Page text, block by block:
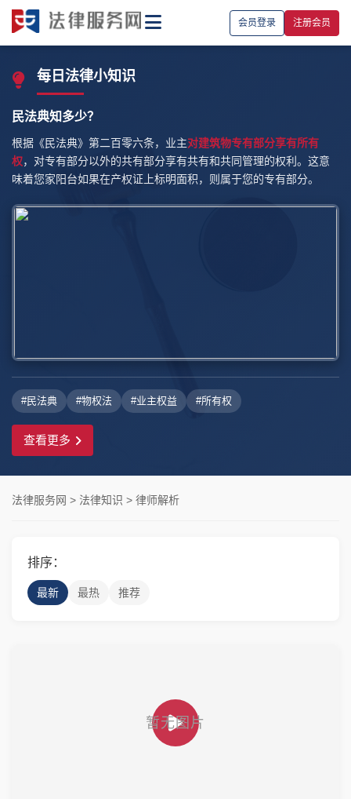
会员登录 注册会员
每日法律小知识
民法典知多少？
根据《民法典》第二百零六条，业主对建筑物专有部分享有所有
权，对专有部分以外的共有部分享有共有和共同管理的权利。这意
味着您家阳台如果在产权证上标明面积，则属于您的专有部分。
#民法典 #物权法 #业主权益 #所有权
查看更多
法律服务网 > 法律知识 > 律师解析
排序：
最新 最热 推荐